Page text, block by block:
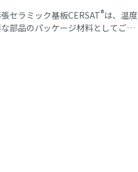
セラミック基板CERSAT®は、温度
部品のパッケージ材料としてご使